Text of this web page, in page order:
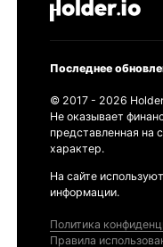
Последнее
© 2017 - 2026
Не оказывает
представленная на
характер.
На сайте
информации.
Политика
Правила